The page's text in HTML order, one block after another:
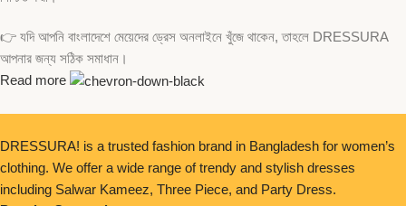
👉 যদি আপনি বাংলাদেশে মেয়েদের ড্রেস অনলাইনে খুঁজে থাকেন, তাহলে DRESSURA
আপনার জন্য সঠিক সমাধান।
Read more
DRESSURA! is a trusted fashion brand in Bangladesh for women’s
clothing. We offer a wide range of trendy and stylish dresses
including Salwar Kameez, Three Piece, and Party Dress.